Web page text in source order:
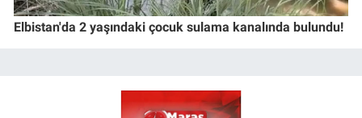
Elbistan'da 2 yaşındaki çocuk sulama kanalında bulundu!